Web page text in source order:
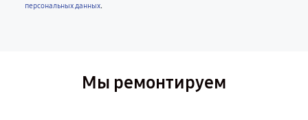
персональных данных.
Мы ремонтируем